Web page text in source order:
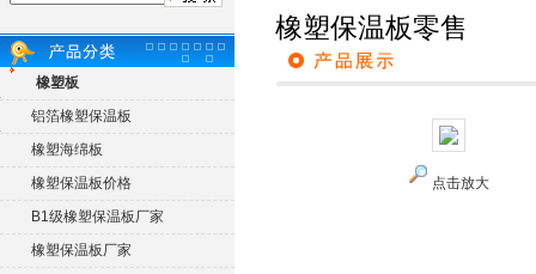
橡塑板
铝箔橡塑保温板
橡塑海绵板
橡塑保温板价格
B1级橡塑保温板厂家
橡塑保温板厂家
橡塑保温板零售
点击放大